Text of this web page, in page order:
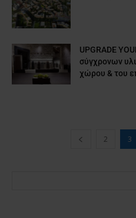
UPGRADE
σύγχρονων
χώρου & του
2 3